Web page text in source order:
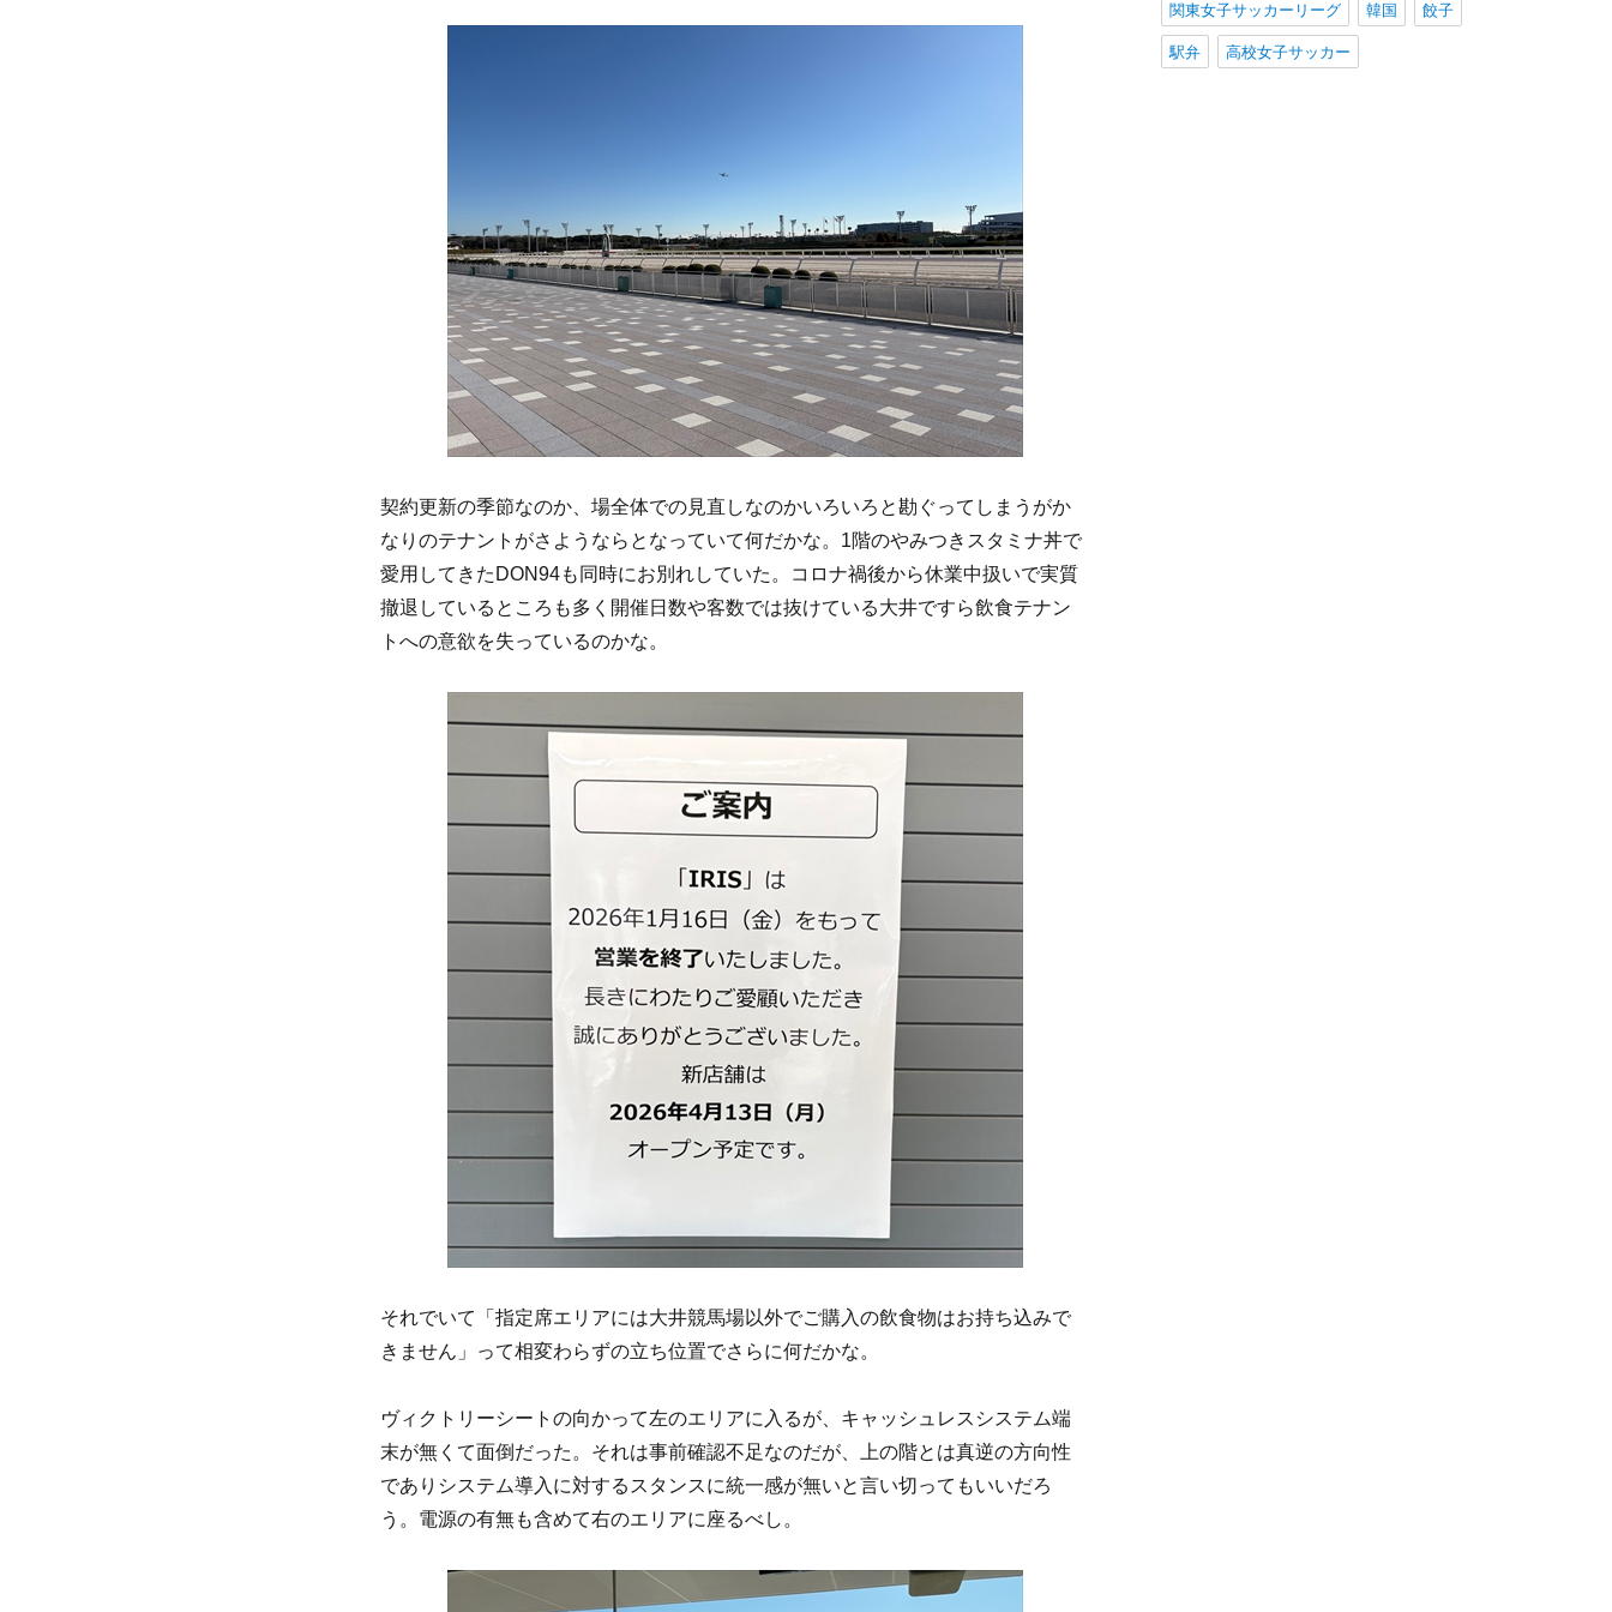
契約更新の季節なのか、場全体での見直しなのかいろいろと勘ぐってしまうがか
なりのテナントがさようならとなっていて何だかな。1階のやみつきスタミナ丼で
愛用してきたDON94も同時にお別れしていた。コロナ禍後から休業中扱いで実質
撤退しているところも多く開催日数や客数では抜けている大井ですら飲食テナン
トへの意欲を失っているのかな。
それでいて「指定席エリアには大井競馬場以外でご購入の飲食物はお持ち込みで
きません」って相変わらずの立ち位置でさらに何だかな。
ヴィクトリーシートの向かって左のエリアに入るが、キャッシュレスシステム端
末が無くて面倒だった。それは事前確認不足なのだが、上の階とは真逆の方向性
でありシステム導入に対するスタンスに統一感が無いと言い切ってもいいだろ
う。電源の有無も含めて右のエリアに座るべし。
関東女子サッカーリーグ 韓国 餃子
駅弁 高校女子サッカー